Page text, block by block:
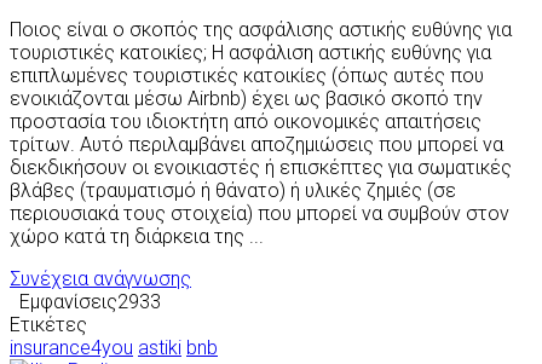
Ποιος είναι ο σκοπός της ασφάλισης αστικής ευθύνης για
τουριστικές κατοικίες; Η ασφάλιση αστικής ευθύνης για
επιπλωμένες τουριστικές κατοικίες (όπως αυτές που
ενοικιάζονται μέσω Airbnb) έχει ως βασικό σκοπό την
προστασία του ιδιοκτήτη από οικονομικές απαιτήσεις
τρίτων. Αυτό περιλαμβάνει αποζημιώσεις που μπορεί να
διεκδικήσουν οι ενοικιαστές ή επισκέπτες για σωματικές
βλάβες (τραυματισμό ή θάνατο) ή υλικές ζημιές (σε
περιουσιακά τους στοιχεία) που μπορεί να συμβούν στον
χώρο κατά τη διάρκεια της ...
Συνέχεια ανάγνωσης
Εμφανίσεις2933
Ετικέτες
insurance4you astiki bnb